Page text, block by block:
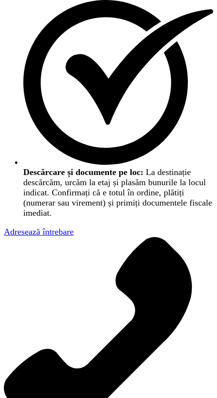
Descărcare și documente pe loc: La destinație
descărcăm, urcăm la etaj și plasăm bunurile la locul
indicat. Confirmați că e totul în ordine, plătiți
(numerar sau virement) și primiți documentele fiscale
imediat.
Adresează întrebare